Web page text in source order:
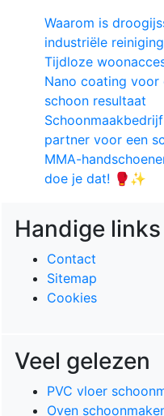
Waarom is
industriële
Tijdloze
Nano coating voor
schoon resultaat
partner voor een
MMA-
doe je dat! 🥊✨
Handige links
Contact
Sitemap
Cookies
Veel gelezen
PVC vloer
Oven